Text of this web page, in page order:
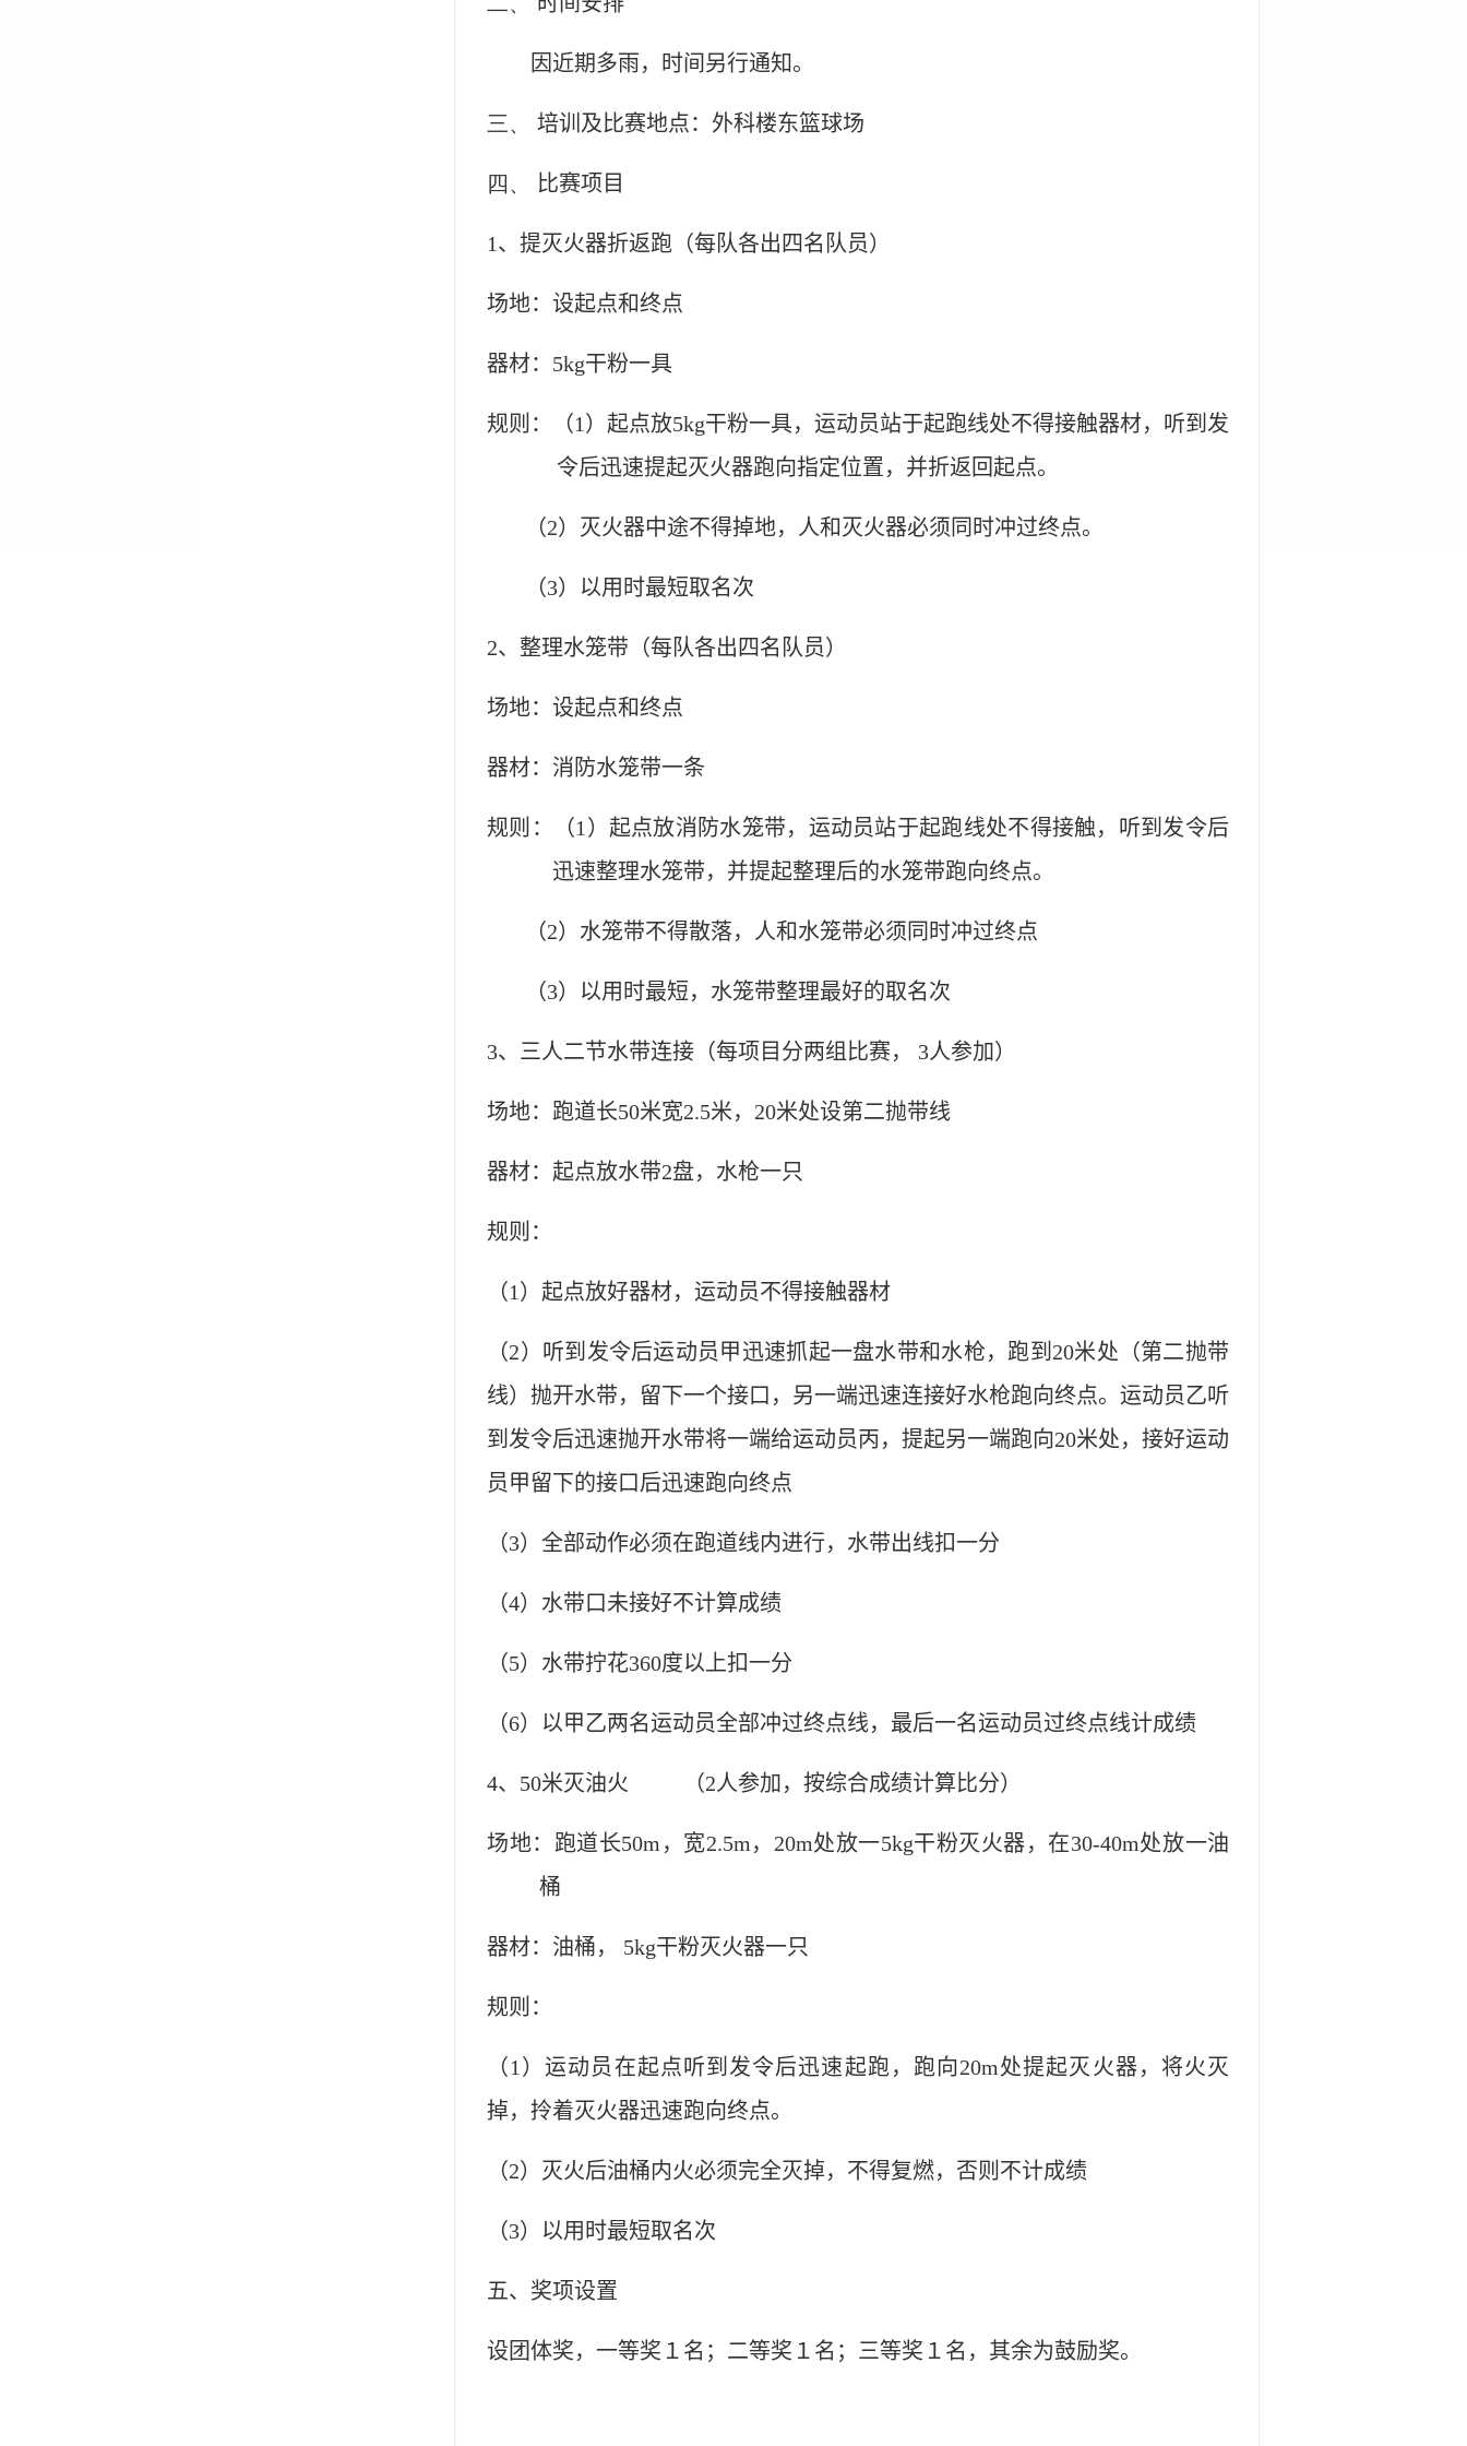
因近期多雨，时间另行通知。
三、 培训及比赛地点：外科楼东篮球场
四、 比赛项目
1、提灭火器折返跑（每队各出四名队员）
场地：设起点和终点
器材： 5kg干粉一具
规则：（1 ）起点放5kg干粉一具，运动员站于起跑线处不得接触器材，听到发
令后迅速提起灭火器跑向指定位置，并折返回起点。
（2）灭火器中途不得掉地，人和灭火器必须同时冲过终点。
（3）以用时最短取名次
2、整理水笼带（每队各出四名队员）
场地：设起点和终点
器材：消防水笼带一条
规则：（1 ）起点放消防水笼带，运动员站于起跑线处不得接触，听到发令后
迅速整理水笼带，并提起整理后的水笼带跑向终点。
（2）水笼带不得散落，人和水笼带必须同时冲过终点
（3）以用时最短，水笼带整理最好的取名次
3、三人二节水带连接（每项目分两组比赛， 3人参加）
场地：跑道长50米宽2.5米， 20米处设第二抛带线
器材：起点放水带2盘，水枪一只
规则：
（1 ）起点放好器材，运动员不得接触器材
（2）听到发令后运动员甲迅速抓起一盘水带和水枪，跑到 20米处（第二抛带
线）抛开水带，留下一个接口，另一端迅速连接好水枪跑向终点。运动员乙听
到发令后迅速抛开水带将一端给运动员丙，提起另一端跑向20米处，接好运动
员甲留下的接口后迅速跑向终点
（3）全部动作必须在跑道线内进行，水带出线扣一分
（4）水带口未接好不计算成绩
（5）水带拧花360度以上扣一分
（6）以甲乙两名运动员全部冲过终点线，最后一名运动员过终点线计成绩
4、 50米灭油火 （2人参加，按综合成绩计算比分）
场地：跑道长50m ，宽2.5m ， 20m处放一5kg干粉灭火器，在30-40m处放一油
桶
器材：油桶， 5kg干粉灭火器一只
规则：
（1 ）运动员在起点听到发令后迅速起跑，跑向20m处提起灭火器，将火灭
掉，拎着灭火器迅速跑向终点。
（2）灭火后油桶内火必须完全灭掉，不得复燃，否则不计成绩
（3）以用时最短取名次
五、奖项设置
设团体奖，一等奖１名；二等奖１名；三等奖１名，其余为鼓励奖。